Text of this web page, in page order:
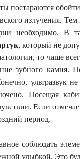
постараются
излучения.
необходимо. В
, который не
то чаще
зубного камня.
ультразвук
Посещая
Если
период.
соблюдать
улыбкой. Это